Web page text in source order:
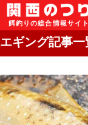
エギング記事一